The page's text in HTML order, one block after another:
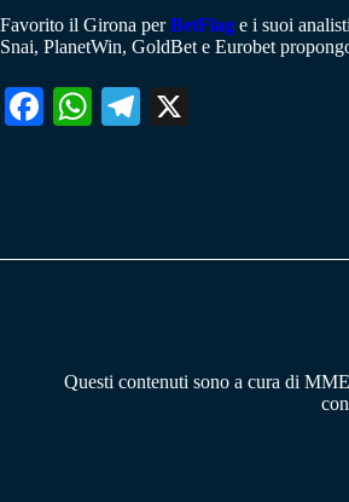
Favorito il Girona perBetFlag e i suoi
Snai, PlanetWin, GoldBet e Eurobet
Fa W
pp
Te
m
Questi contenuti sono a cura di